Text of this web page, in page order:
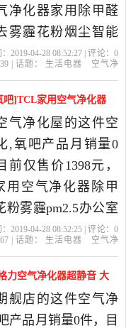
净化器家用除甲醛
雾霾花粉烟尘智能
办公室内是2019年
中性价比很高的空
,氧吧，由上海发
2019-04-28 08:52:27 | 评论： 0
39| 话题： 生活电器
空气净
吧]TCL家用空气净化器
售1398元
气净化屋的这件空
,氧吧产品月销量0
前仅售价1398元，
用空气净化器除甲
粉雾霾pm2.5办公室
负离子加湿是2019
当中性价比很高的
化,氧吧，由上海发
2019-04-28 08:52:25 | 评论： 0
67| 话题： 生活电器
空气净
力空气净化器超静音 大
元
舰店的这件空气净
产品月销量0件，目